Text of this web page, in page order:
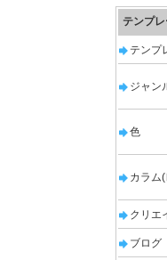
テンプ
テンプ
ジャン
色
カラム
クリエ
ブログ